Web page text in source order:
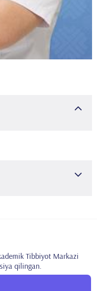
Tibbiyot Markazi
qilingan.